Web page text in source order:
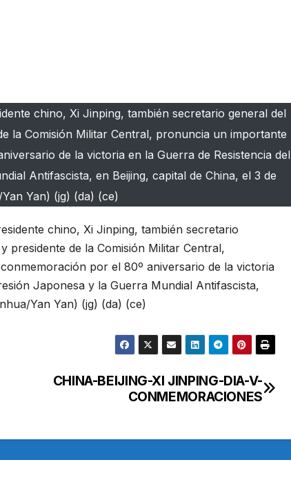
chino, Xi Jinping, también secretario general del
la Comisión Militar Central, pronuncia un importante
de la victoria en la Guerra de Resistencia del
Antifascista, en Beijing, capital de China, el 3 de
Yan) (jg) (da) (ce)
chino, Xi Jinping, también secretario
presidente de la Comisión Militar Central,
por el 80º aniversario de la victoria
Japonesa y la Guerra Mundial Antifascista,
Yan Yan) (jg) (da) (ce)
CHINA-BEIJING-XI JINPING-DIA-V-
CONMEMORACIONES